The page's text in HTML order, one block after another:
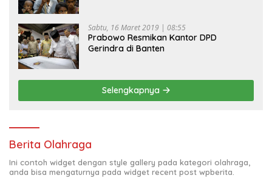
Sabtu, 16 Maret 2019 | 08:55
Prabowo Resmikan Kantor DPD
Gerindra di Banten
Selengkapnya
Berita Olahraga
Ini contoh widget dengan style gallery pada kategori olahraga,
anda bisa mengaturnya pada widget recent post wpberita.